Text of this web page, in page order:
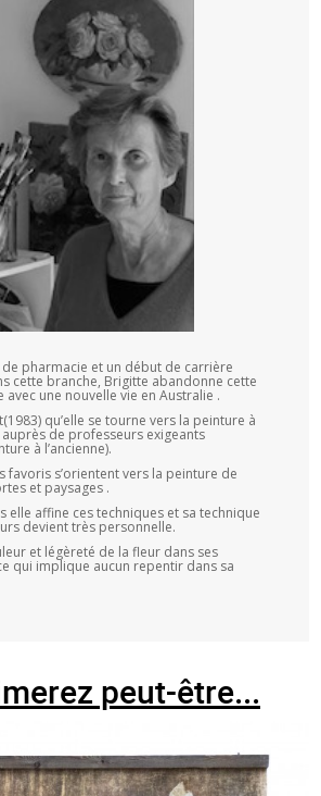
pharmacie et un début de carrière
cette branche, Brigitte abandonne cette
une nouvelle vie en Australie .
qu’elle se tourne vers la peinture à
auprès de professeurs exigeants
à l’ancienne).
favoris s’orientent vers la peinture de
et paysages .
elle affine ces techniques et sa technique
devient très personnelle.
et légèreté de la fleur dans ses
qui implique aucun repentir dans sa
peut-être...